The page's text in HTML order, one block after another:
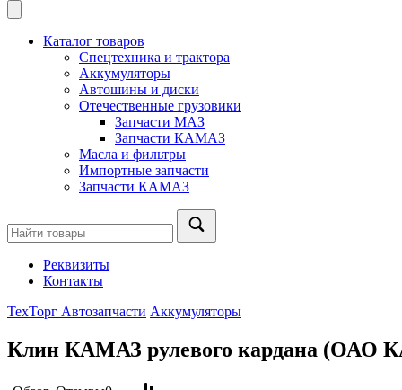
Каталог товаров
Спецтехника и трактора
Аккумуляторы
Автошины и диски
Отечественные грузовики
Запчасти МАЗ
Запчасти КАМАЗ
Масла и фильтры
Импортные запчасти
Запчасти КАМАЗ
Реквизиты
Контакты
ТехТорг Автозапчасти Аккумуляторы
Клин КАМАЗ рулевого кардана (ОАО